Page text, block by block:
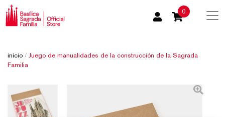
0
inicio / Juego de manualidades de la construcción de la Sagrada
Familia